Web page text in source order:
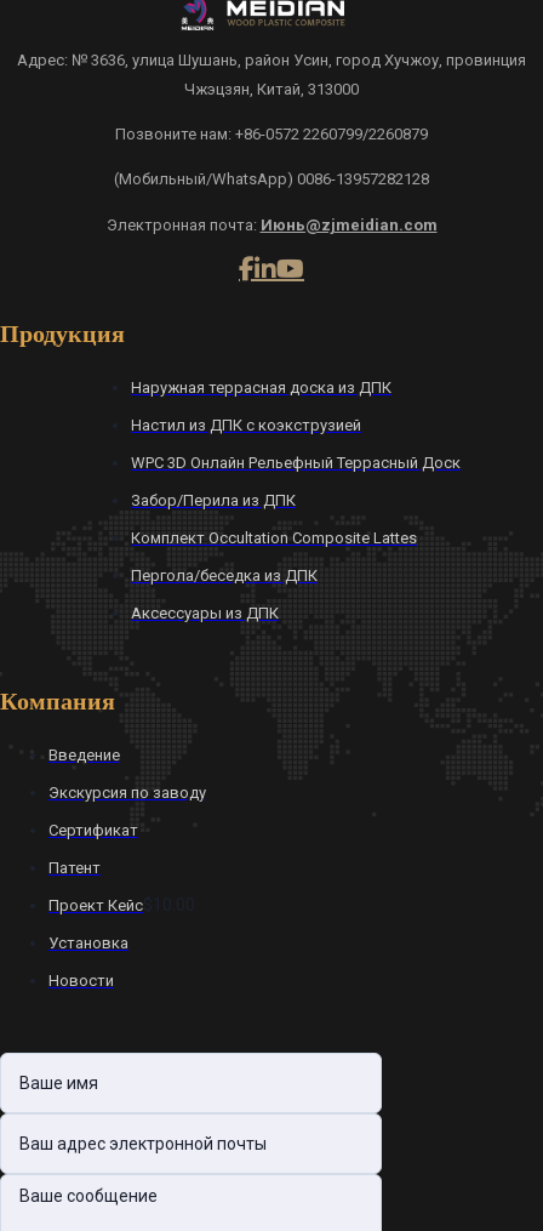
Адрес: № 3636, улица Шушань, район Усин, город Хучжоу, провинция
Чжэцзян, Китай, 313000
Позвоните нам: +86-0572 2260799/2260879
(Мобильный/WhatsApp) 0086-13957282128
Электронная почта: Июнь@zjmeidian.com
Продукция
Наружная террасная доска из ДПК
Настил из ДПК с коэкструзией
WPC 3D Онлайн Рельефный Террасный Доск
Забор/Перила из ДПК
Комплект Occultation Composite Lattes
Пергола/беседка из ДПК
Аксессуары из ДПК
Компания
Введение
Экскурсия по заводу
Сертификат
Патент
Проект Кейс$10.00
Установка
Новости